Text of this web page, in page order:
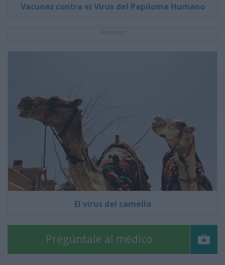
Vacunas contra el Virus del Papiloma Humano
El virus del camello
Pregúntale al médico